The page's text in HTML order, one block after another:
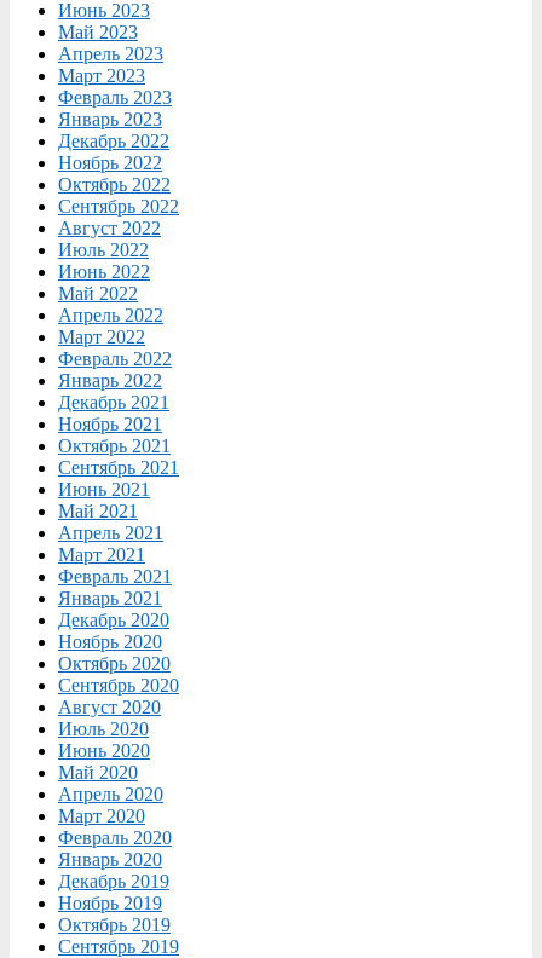
Июнь 2023
Май 2023
Апрель 2023
Март 2023
Февраль 2023
Январь 2023
Декабрь 2022
Ноябрь 2022
Октябрь 2022
Сентябрь 2022
Август 2022
Июль 2022
Июнь 2022
Май 2022
Апрель 2022
Март 2022
Февраль 2022
Январь 2022
Декабрь 2021
Ноябрь 2021
Октябрь 2021
Сентябрь 2021
Июнь 2021
Май 2021
Апрель 2021
Март 2021
Февраль 2021
Январь 2021
Декабрь 2020
Ноябрь 2020
Октябрь 2020
Сентябрь 2020
Август 2020
Июль 2020
Июнь 2020
Май 2020
Апрель 2020
Март 2020
Февраль 2020
Январь 2020
Декабрь 2019
Ноябрь 2019
Октябрь 2019
Сентябрь 2019